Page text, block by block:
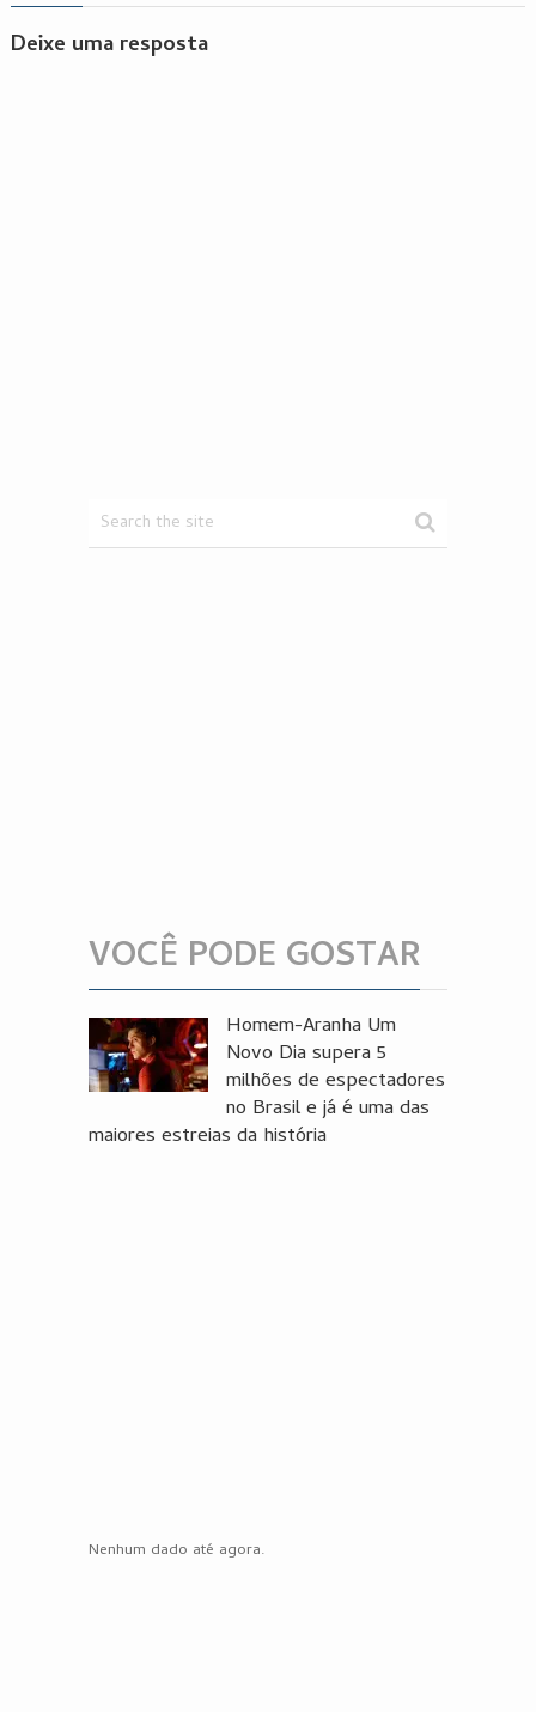
Deixe uma resposta
VOCÊ PODE GOSTAR
Homem-Aranha Um
Novo Dia supera 5
milhões de espectadores
no Brasil e já é uma das
maiores estreias da história
Nenhum dado até agora.